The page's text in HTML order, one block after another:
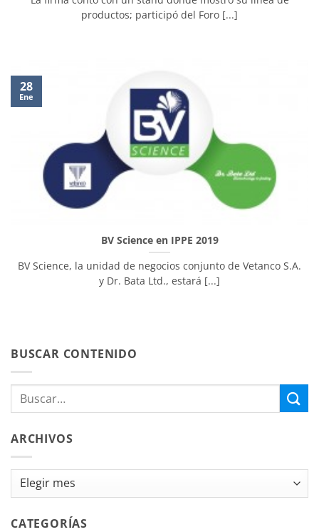
productos; participó del Foro [...]
BV Science en IPPE 2019
BV Science, la unidad de negocios conjunto de Vetanco S.A.
y Dr. Bata Ltd., estará [...]
28
Ene
BUSCAR CONTENIDO
ARCHIVOS
Archivos
CATEGORÍAS